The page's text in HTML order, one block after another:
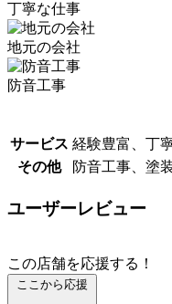
丁寧な仕事
地元の会社
防音工事
サービス 経験豊富、丁
その他
防音工事、塗
ユーザーレビュー
この店舗を応援する！
ここから応援